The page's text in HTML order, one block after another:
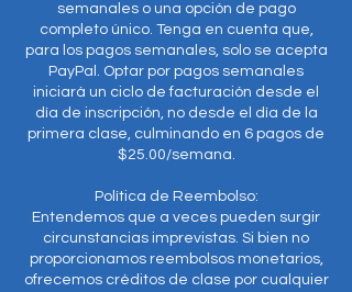
semanales o una opción de pago
completo único. Tenga en cuenta que,
para los pagos semanales, solo se acepta
PayPal. Optar por pagos semanales
iniciará un ciclo de facturación desde el
día de inscripción, no desde el día de la
primera clase, culminando en 6 pagos de
$25.00/semana.
Política de Reembolso:
Entendemos que a veces pueden surgir
circunstancias imprevistas. Si bien no
proporcionamos reembolsos monetarios,
ofrecemos créditos de clase por cualquier